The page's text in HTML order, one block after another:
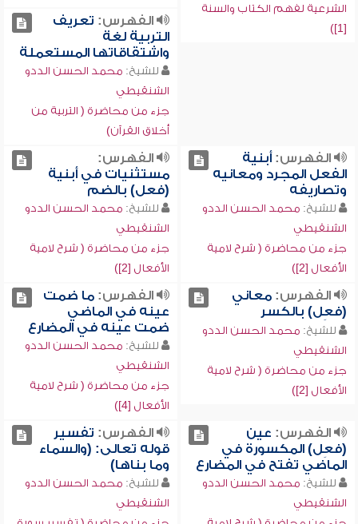
الشرعية لفهم الكتاب والسنة
[1])
الفهرس: تعريف
التربية لغة
واشتقاقاتها المستعملة
للشيخ: محمد الحسن الددو
الشنقيطي
جزء من محاضرة ( التربية من
أخلاق القرآن)
الفهرس:أبنية
الفعل المجرد ومعانيه
وتصاريفه
للشيخ: محمد الحسن الددو
الشنقيطي
جزء من محاضرة ( شرح لامية
الأفعال [2])
الفهرس:
مستثنيات في أبنية
(فعل) بالضم
للشيخ: محمد الحسن الددو
الشنقيطي
جزء من محاضرة ( شرح لامية
الأفعال [2])
الفهرس:معاني
(فعِل) بالكسر
للشيخ: محمد الحسن الددو
الشنقيطي
جزء من محاضرة ( شرح لامية
الأفعال [2])
الفهرس:ما ضمت
عينه في الماضي
ضمت عينه في المضارع
للشيخ: محمد الحسن الددو
الشنقيطي
جزء من محاضرة ( شرح لامية
الأفعال [4])
الفهرس: عين
(فعِل) المكسورة في
الماضي تفتح في المضارع
للشيخ: محمد الحسن الددو
الشنقيطي
الفهرس: تفسير
قوله تعالى: (والسماء
وما بناها)
للشيخ: محمد الحسن الددو
الشنقيطي